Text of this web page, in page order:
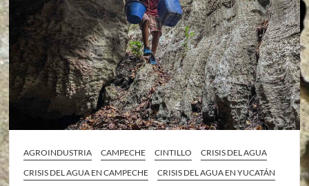
AGROINDUSTRIA CAMPECHE CINTILLO
CRISIS DEL AGUA
CRISIS DEL AGUA EN CAMPECHE
CRISIS DEL AGUA EN YUCATÁN